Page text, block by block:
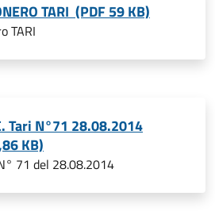
TARI (PDF 59 KB)
TARI
Tari N°71 28.08.2014
KB)
71 del 28.08.2014